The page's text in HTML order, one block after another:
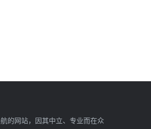
的网站，因其中立、专业而在众